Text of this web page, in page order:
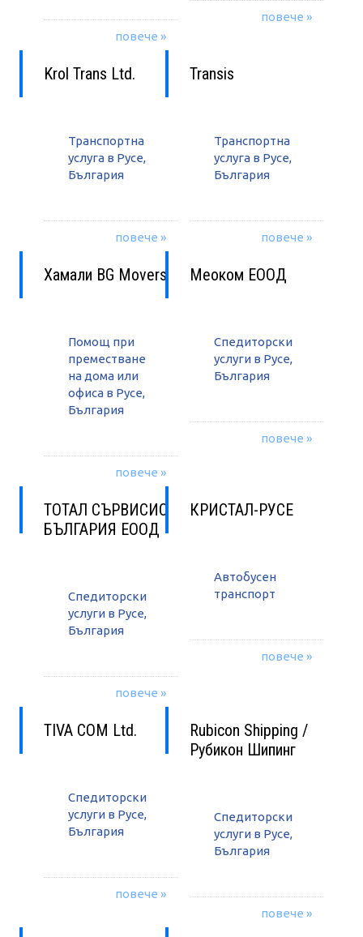
повече »
повече »
Krol Trans Ltd.
Транспортна
услуга в Русе,
България
повече »
Transis
Транспортна
услуга в Русе,
България
повече »
Хамали BG Movers
Помощ при
преместване
на дома или
офиса в Русе,
България
повече »
Меоком ЕООД
Спедиторски
услуги в Русе,
България
повече »
ТОТАЛ СЪРВИСИС
БЪЛГАРИЯ ЕООД
Спедиторски
услуги в Русе,
България
повече »
КРИСТАЛ-РУСЕ
Автобусен
транспорт
повече »
TIVA COM Ltd.
Спедиторски
услуги в Русе,
България
повече »
Rubicon Shipping /
Рубикон Шипинг
Спедиторски
услуги в Русе,
България
повече »